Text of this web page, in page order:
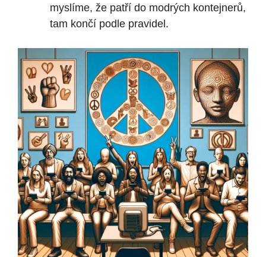
myslíme, že patří do modrých kontejnerů,
tam končí podle pravidel.